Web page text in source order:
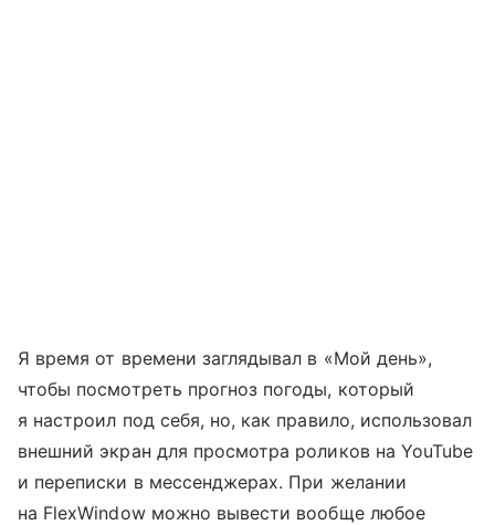
Я время от времени заглядывал в «Мой день»,
чтобы посмотреть прогноз погоды, который
я настроил под себя, но, как правило, использовал
внешний экран для просмотра роликов на YouTube
и переписки в мессенджерах. При желании
на FlexWindow можно вывести вообще любое